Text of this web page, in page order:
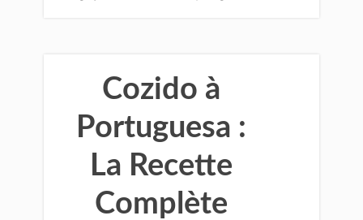
Cozido à
Portuguesa :
La Recette
Complète